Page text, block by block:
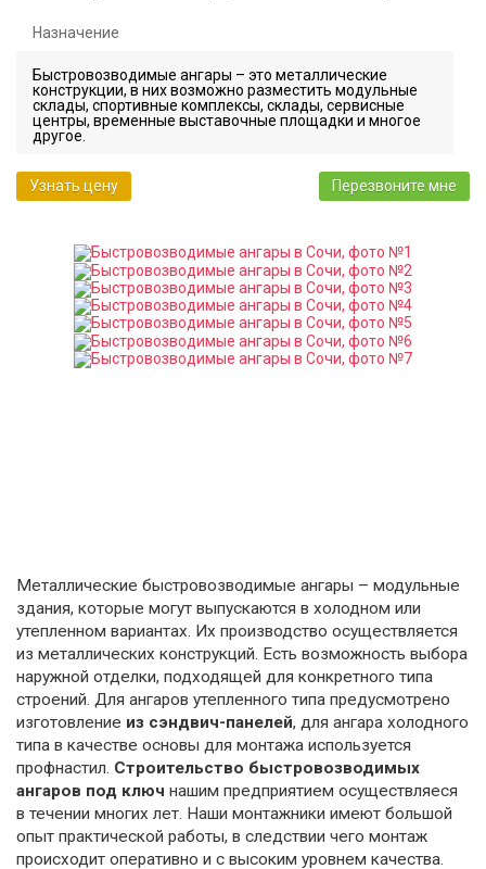
Назначение
Быстровозводимые ангары – это металлические
конструкции, в них возможно разместить модульные
склады, спортивные комплексы, склады, сервисные
центры, временные выставочные площадки и многое
другое.
Узнать цену Перезвоните мне
Металлические быстровозводимые ангары – модульные
здания, которые могут выпускаются в холодном или
утепленном вариантах. Их производство осуществляется
из металлических конструкций. Есть возможность выбора
наружной отделки, подходящей для конкретного типа
строений. Для ангаров утепленного типа предусмотрено
изготовление из сэндвич-панелей, для ангара холодного
типа в качестве основы для монтажа используется
профнастил. Строительство быстровозводимых
ангаров под ключ нашим предприятием осуществляеся
в течении многих лет. Наши монтажники имеют большой
опыт практической работы, в следствии чего монтаж
происходит оперативно и с высоким уровнем качества.